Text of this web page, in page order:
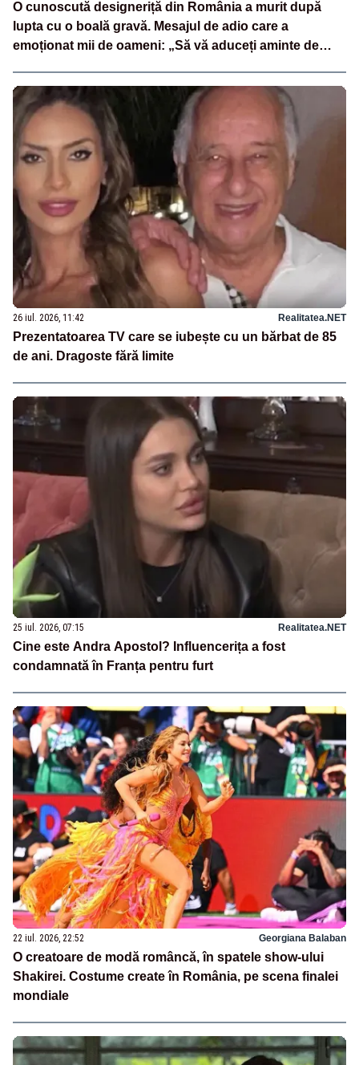
O cunoscută designeriță din România a murit după
lupta cu o boală gravă. Mesajul de adio care a
emoționat mii de oameni: „Să vă aduceți aminte de
26 iul. 2026, 11:42 Realitatea.NET
Prezentatoarea TV care se iubește cu un bărbat de 85
de ani. Dragoste fără limite
25 iul. 2026, 07:15 Realitatea.NET
Cine este Andra Apostol? Influencerița a fost
condamnată în Franța pentru furt
22 iul. 2026, 22:52 Georgiana Balaban
O creatoare de modă româncă, în spatele show-ului
Shakirei. Costume create în România, pe scena finalei
mondiale